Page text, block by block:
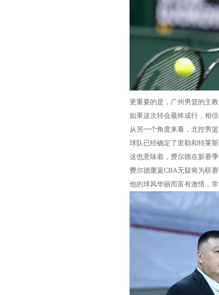
更重要的是，广州男篮的主
如果这次转会最终成行，相
从另一个角度来看，北控男
球队已经确定了里勒和特莱
这也意味着，费尔德在新赛
费尔德重返CBA无疑将为联
他的球风华丽而富有激情，